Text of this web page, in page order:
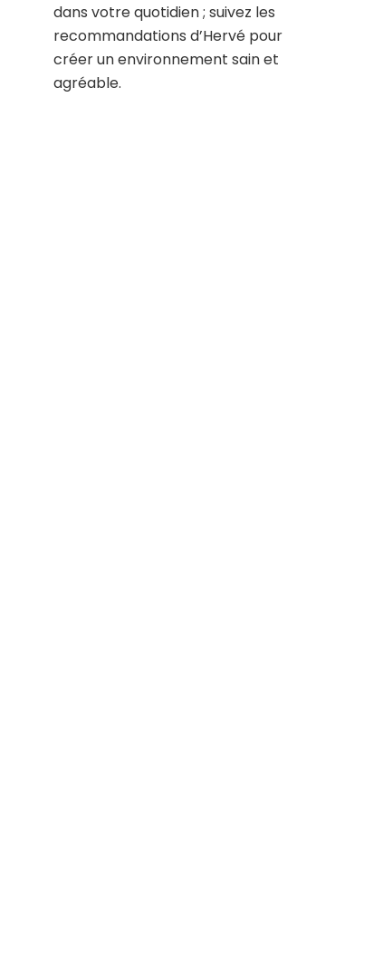
dans votre quotidien ; suivez les
recommandations d’Hervé pour
créer un environnement sain et
agréable.